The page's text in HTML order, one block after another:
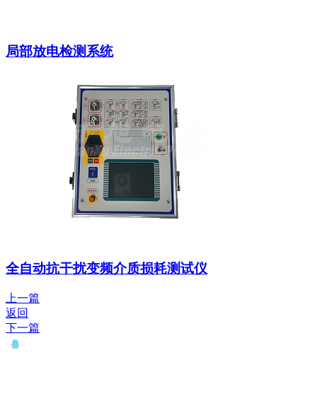
局部放电检测系统
全自动抗干扰变频介质损耗测试仪
上一篇
返回
下一篇